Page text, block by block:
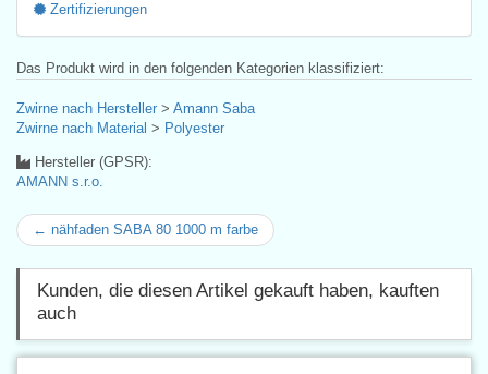
Zertifizierungen
Das Produkt wird in den folgenden Kategorien klassifiziert:
Zwirne nach Hersteller > Amann Saba
Zwirne nach Material > Polyester
Hersteller (GPSR):
AMANN s.r.o.
← nähfaden SABA 80 1000 m farbe
Kunden, die diesen Artikel gekauft haben, kauften
auch